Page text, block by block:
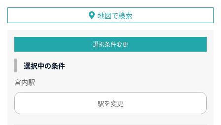
地図で検索
選択条件変更
選択中の条件
宮内駅
駅を変更